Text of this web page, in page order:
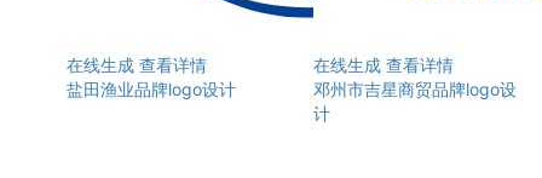
在线生成 查看详情
盐田渔业品牌logo设计
在线生成 查看详情
邓州市吉星商贸品牌logo设
计